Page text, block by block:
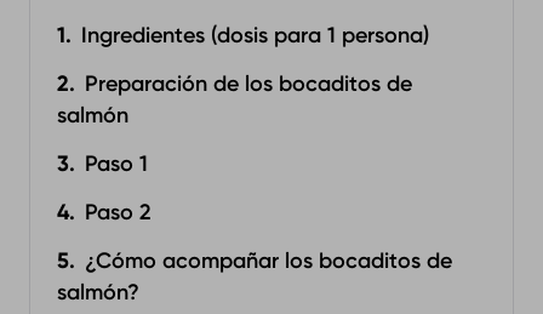
Ingredientes (dosis para 1 persona)
Preparación de los bocaditos de
salmón
Paso 1
Paso 2
¿Cómo acompañar los bocaditos de
salmón?